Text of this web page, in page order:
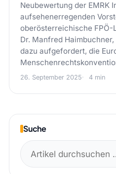
Neubewertung der EMRK
aufsehenerregenden
oberösterreichische FPÖ-
Dr. Manfred
dazu aufgefordert, die
26. September 2025 4 min
Suche
Suchen
nach: